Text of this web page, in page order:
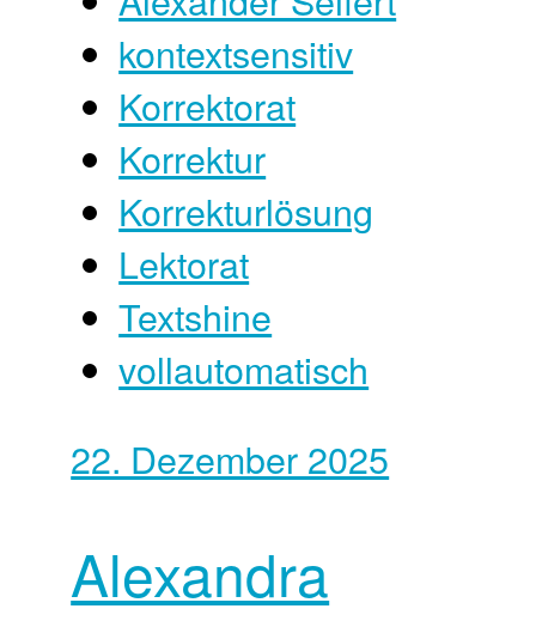
kontextsensitiv
Korrektorat
Korrektur
Korrekturlösung
Lektorat
Textshine
vollautomatisch
22. Dezember 2025
Alexandra